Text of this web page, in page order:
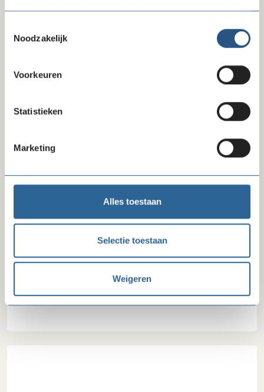
Noodzakelijk
Voorkeuren
Statistieken
Marketing
Alles toestaan
Selectie toestaan
Weigeren
Reactie FD-artikel gegevensverzameling